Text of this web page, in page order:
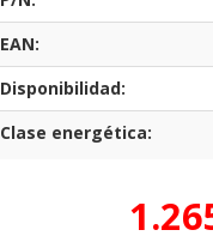
EAN:
Disponibilidad:
Clase energética: